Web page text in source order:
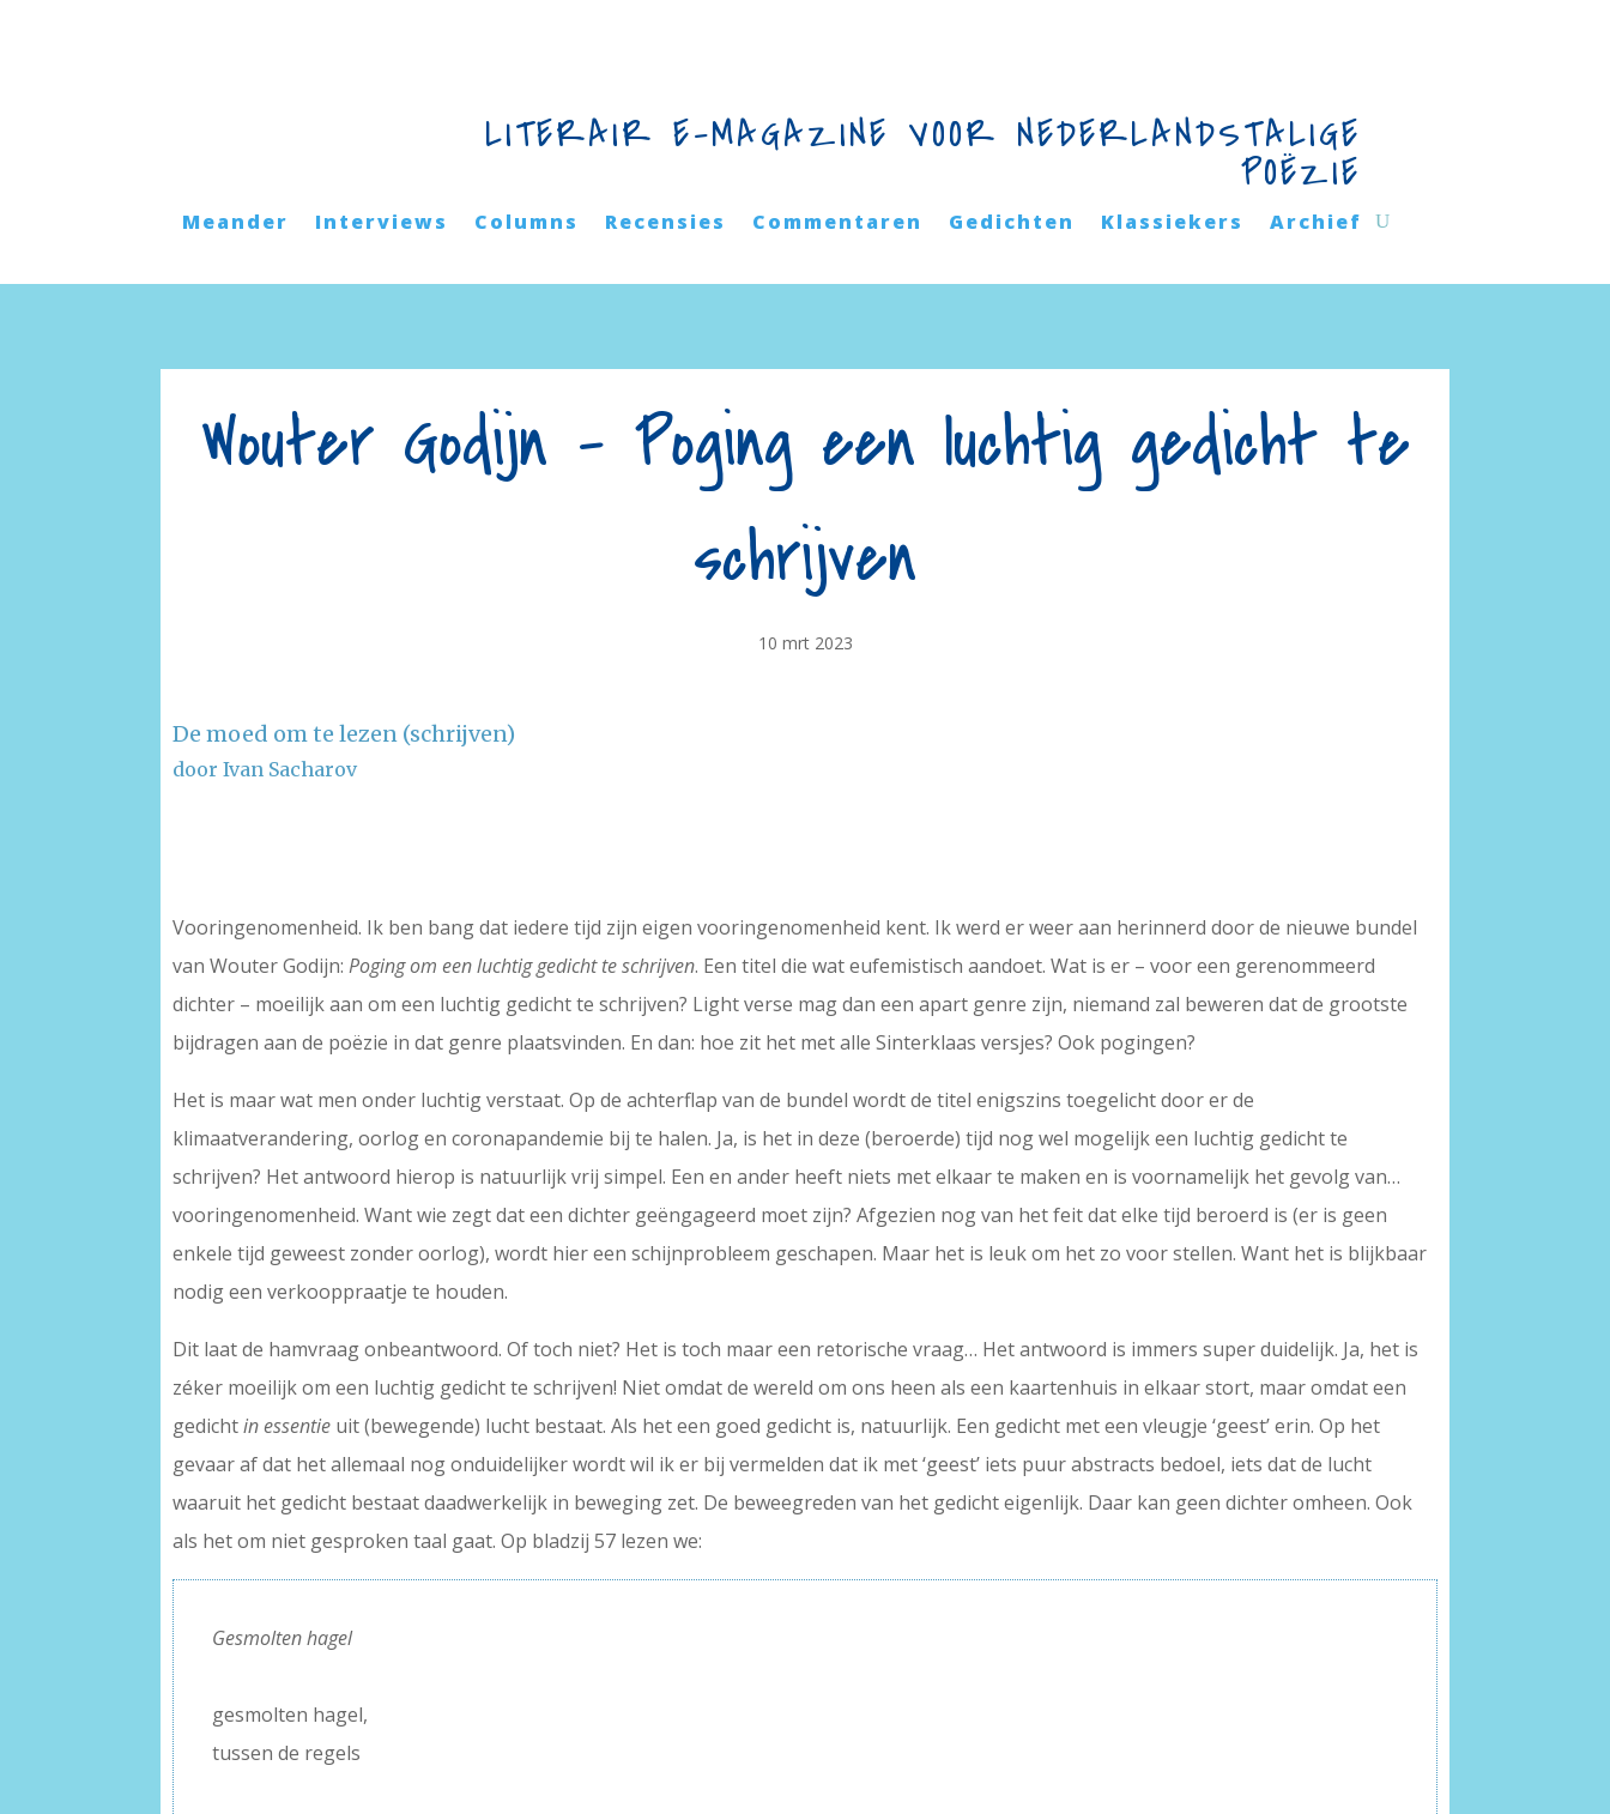
LITERAIR E-MAGAZINE VOOR NEDERLANDSTALIGE
POËZIE
Meander Interviews Columns Recensies Commentaren Gedichten Klassiekers Archief
Wouter Godijn – Poging een luchtig gedicht te
schrijven
10 mrt 2023
De moed om te lezen (schrijven)
door Ivan Sacharov
Vooringenomenheid. Ik ben bang dat iedere tijd zijn eigen vooringenomenheid kent. Ik werd er weer aan herinnerd door de nieuwe bundel
van Wouter Godijn:Poging om een luchtig gedicht te schrijven. Een titel die wat eufemistisch aandoet. Wat is er – voor een gerenommeerd
dichter – moeilijk aan om een luchtig gedicht te schrijven? Light verse mag dan een apart genre zijn, niemand zal beweren dat de grootste
bijdragen aan de poëzie in dat genre plaatsvinden. En dan: hoe zit het met alle Sinterklaas versjes? Ook pogingen?
Het is maar wat men onder luchtig verstaat. Op de achterflap van de bundel wordt de titel enigszins toegelicht door er de
klimaatverandering, oorlog en coronapandemie bij te halen. Ja, is het in deze (beroerde) tijd nog wel mogelijk een luchtig gedicht te
schrijven? Het antwoord hierop is natuurlijk vrij simpel. Een en ander heeft niets met elkaar te maken en is voornamelijk het gevolg van…
vooringenomenheid. Want wie zegt dat een dichter geëngageerd moet zijn? Afgezien nog van het feit dat elke tijd beroerd is (er is geen
enkele tijd geweest zonder oorlog), wordt hier een schijnprobleem geschapen. Maar het is leuk om het zo voor stellen. Want het is blijkbaar
nodig een verkooppraatje te houden.
Dit laat de hamvraag onbeantwoord. Of toch niet? Het is toch maar een retorische vraag… Het antwoord is immers super duidelijk. Ja, het is
zéker moeilijk om een luchtig gedicht te schrijven! Niet omdat de wereld om ons heen als een kaartenhuis in elkaar stort, maar omdat een
gedichtin essentie uit (bewegende) lucht bestaat. Als het een goed gedicht is, natuurlijk. Een gedicht met een vleugje ‘geest’ erin. Op het
gevaar af dat het allemaal nog onduidelijker wordt wil ik er bij vermelden dat ik met ‘geest’ iets puur abstracts bedoel, iets dat de lucht
waaruit het gedicht bestaat daadwerkelijk in beweging zet. De beweegreden van het gedicht eigenlijk. Daar kan geen dichter omheen. Ook
als het om niet gesproken taal gaat. Op bladzij 57 lezen we:
Gesmolten hagel
gesmolten hagel,
tussen de regels